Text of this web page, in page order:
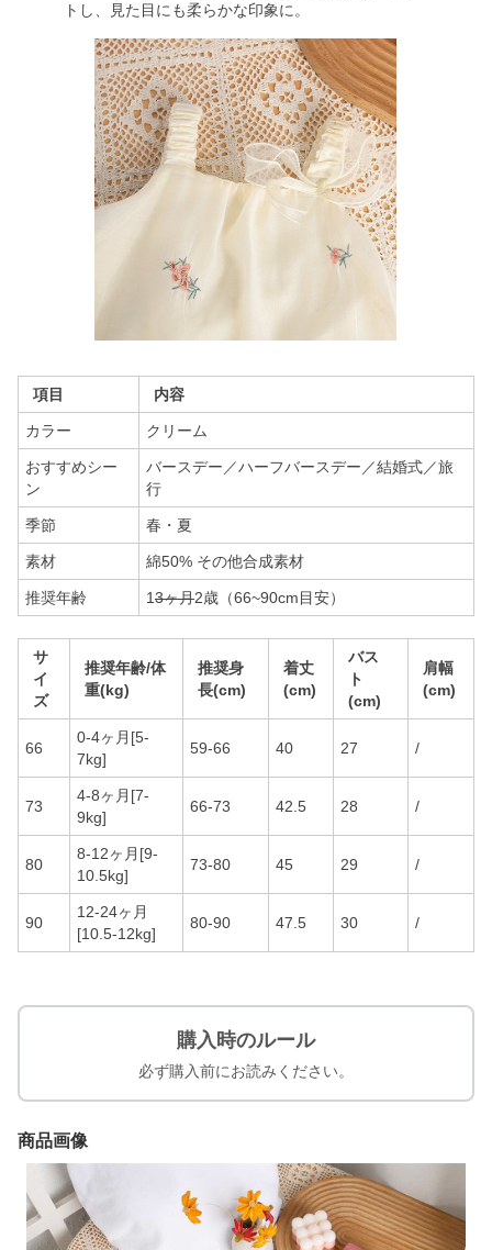
トし、見た目にも柔らかな印象に。
項目 内容
カラー クリーム
おすすめシー
ン
バースデー／ハーフバースデー／結婚式／旅
行
季節 春・夏
素材 綿50% その他合成素材
推奨年齢 13ヶ月2歳（66~90cm目安）
サ
イ
ズ
推奨年齢/体
重(kg)
推奨身
長(cm)
着丈
(cm)
バス
ト
(cm)
肩幅
(cm)
66
0-4ヶ月[5-
7kg]
59-66 40 27 /
73
4-8ヶ月[7-
9kg]
66-73 42.5 28 /
80
8-12ヶ月[9-
10.5kg]
73-80 45 29 /
90
12-24ヶ月
[10.5-12kg]
80-90 47.5 30 /
購入時のルール
必ず購入前にお読みください。
商品画像